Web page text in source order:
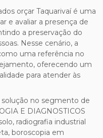
orçar Taquarivaí é uma
e avaliar a presença de
a preservação do
Nesse cenário, a
uma referência no
oferecendo um
para atender às
solução no segmento de
E DIAGNOSTICOS
radiografia industrial
boroscopia em